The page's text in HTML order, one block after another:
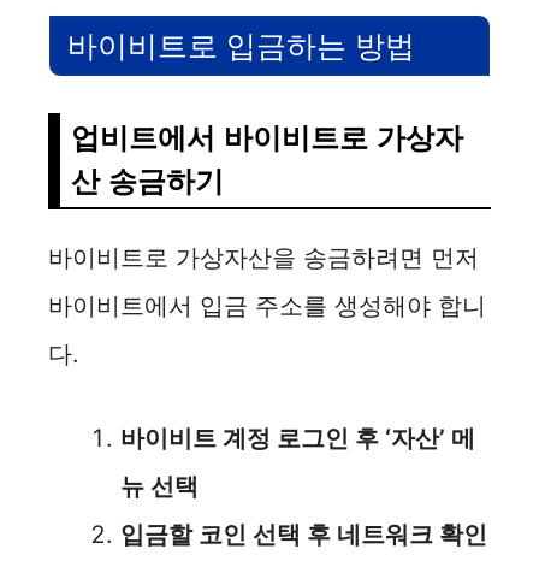
바이비트로 입금하는 방법
업비트에서 바이비트로 가상자
산 송금하기
바이비트로 가상자산을 송금하려면 먼저
바이비트에서 입금 주소를 생성해야 합니
다.
바이비트 계정 로그인 후 ‘자산’ 메
뉴 선택
입금할 코인 선택 후 네트워크 확인